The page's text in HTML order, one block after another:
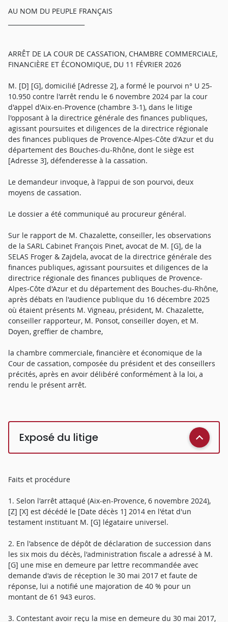
AU NOM DU PEUPLE FRANÇAIS
ARRÊT DE LA COUR DE CASSATION, CHAMBRE COMMERCIALE,
FINANCIÈRE ET ÉCONOMIQUE, DU 11 FÉVRIER 2026
M. [D] [G], domicilié [Adresse 2], a formé le pourvoi n° U 25-
10.950 contre l'arrêt rendu le 6 novembre 2024 par la cour
d'appel d'Aix-en-Provence (chambre 3-1), dans le litige
l'opposant à la directrice générale des finances publiques,
agissant poursuites et diligences de la directrice régionale
des finances publiques de Provence-Alpes-Côte d'Azur et du
département des Bouches-du-Rhône, dont le siège est
[Adresse 3], défenderesse à la cassation.
Le demandeur invoque, à l'appui de son pourvoi, deux
moyens de cassation.
Le dossier a été communiqué au procureur général.
Sur le rapport de M. Chazalette, conseiller, les observations
de la SARL Cabinet François Pinet, avocat de M. [G], de la
SELAS Froger & Zajdela, avocat de la directrice générale des
finances publiques, agissant poursuites et diligences de la
directrice régionale des finances publiques de Provence-
Alpes-Côte d'Azur et du département des Bouches-du-Rhône,
après débats en l'audience publique du 16 décembre 2025
où étaient présents M. Vigneau, président, M. Chazalette,
conseiller rapporteur, M. Ponsot, conseiller doyen, et M.
Doyen, greffier de chambre,
la chambre commerciale, financière et économique de la
Cour de cassation, composée du président et des conseillers
précités, après en avoir délibéré conformément à la loi, a
rendu le présent arrêt.
Exposé du litige
Faits et procédure
1. Selon l'arrêt attaqué (Aix-en-Provence, 6 novembre 2024),
[Z] [X] est décédé le [Date décès 1] 2014 en l'état d'un
testament instituant M. [G] légataire universel.
2. En l'absence de dépôt de déclaration de succession dans
les six mois du décès, l'administration fiscale a adressé à M.
[G] une mise en demeure par lettre recommandée avec
demande d'avis de réception le 30 mai 2017 et faute de
réponse, lui a notifié une majoration de 40 % pour un
montant de 61 943 euros.
3. Contestant avoir reçu la mise en demeure du 30 mai 2017,